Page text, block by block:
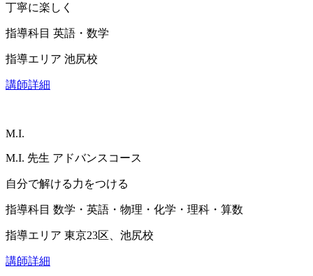
丁寧に楽しく
指導科目 英語・数学
指導エリア 池尻校
講師詳細
M.I.
M.I. 先生 アドバンスコース
自分で解ける力をつける
指導科目 数学・英語・物理・化学・理科・算数
指導エリア 東京23区、池尻校
講師詳細